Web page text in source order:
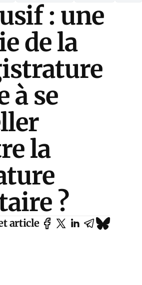
: une
de la
à se
la
?
article